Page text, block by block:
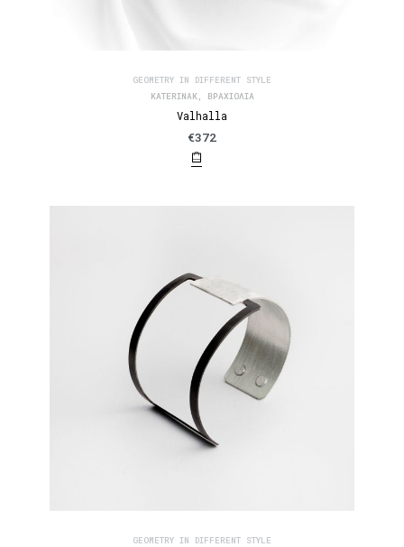
GEOMETRY IN DIFFERENT STYLE
KATERINAK, ΒΡΑΧΙΌΛΙΑ
Valhalla
€372
GEOMETRY IN DIFFERENT STYLE